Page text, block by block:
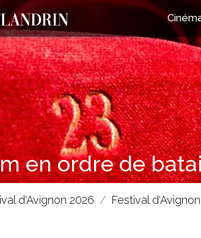
en ordre de
d'Avignon 2026 Festival